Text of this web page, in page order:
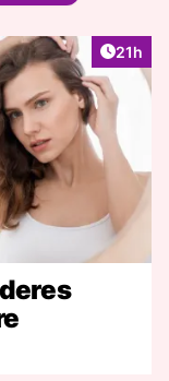
Artikel
21h